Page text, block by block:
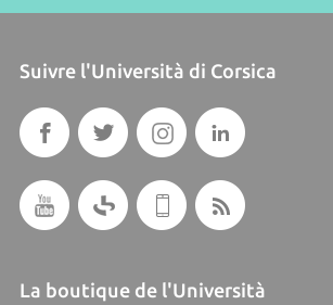
Suivre l'Università di Corsica
La boutique de l'Università